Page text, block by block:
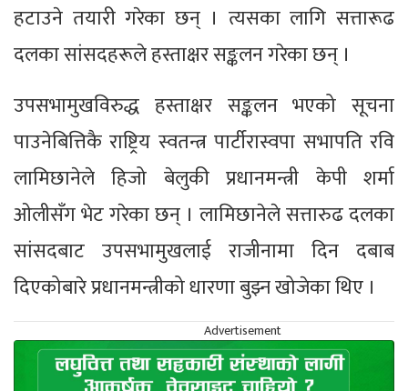
हटाउने तयारी गरेका छन् । त्यसका लागि सत्तारूढ
दलका सांसदहरूले हस्ताक्षर सङ्कलन गरेका छन् ।
उपसभामुखविरुद्ध हस्ताक्षर सङ्कलन भएको सूचना
पाउनेबित्तिकै राष्ट्रिय स्वतन्त्र पार्टीरास्वपा सभापति रवि
लामिछानेले हिजो बेलुकी प्रधानमन्त्री केपी शर्मा
ओलीसँग भेट गरेका छन् । लामिछानेले सत्तारुढ दलका
सांसदबाट उपसभामुखलाई राजीनामा दिन दबाब
दिएकोबारे प्रधानमन्त्रीको धारणा बुझ्न खोजेका थिए ।